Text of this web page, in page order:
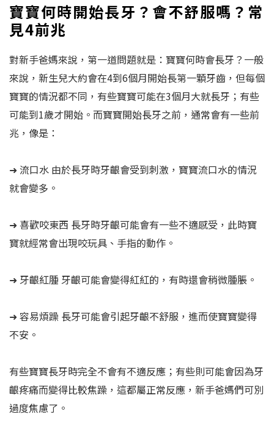
寶寶何時開始長牙？會不舒服嗎？常
見4前兆
對新手爸媽來說，第一道問題就是：寶寶何時會長牙？一般
來說，新生兒大約會在4到6個月開始長第一顆牙齒，但每個
寶寶的情況都不同，有些寶寶可能在3個月大就長牙；有些
可能到1歲才開始。而寶寶開始長牙之前，通常會有一些前
兆，像是：
➜ 流口水 由於長牙時牙齦會受到刺激，寶寶流口水的情況
就會變多。
➜ 喜歡咬東西 長牙時牙齦可能會有一些不適感受，此時寶
寶就經常會出現咬玩具、手指的動作。
➜ 牙齦紅腫 牙齦可能會變得紅紅的，有時還會稍微腫脹。
➜ 容易煩躁 長牙可能會引起牙齦不舒服，進而使寶寶變得
不安。
有些寶寶長牙時完全不會有不適反應；有些則可能會因為牙
齦疼痛而變得比較焦躁，這都屬正常反應，新手爸媽們可別
過度焦慮了。